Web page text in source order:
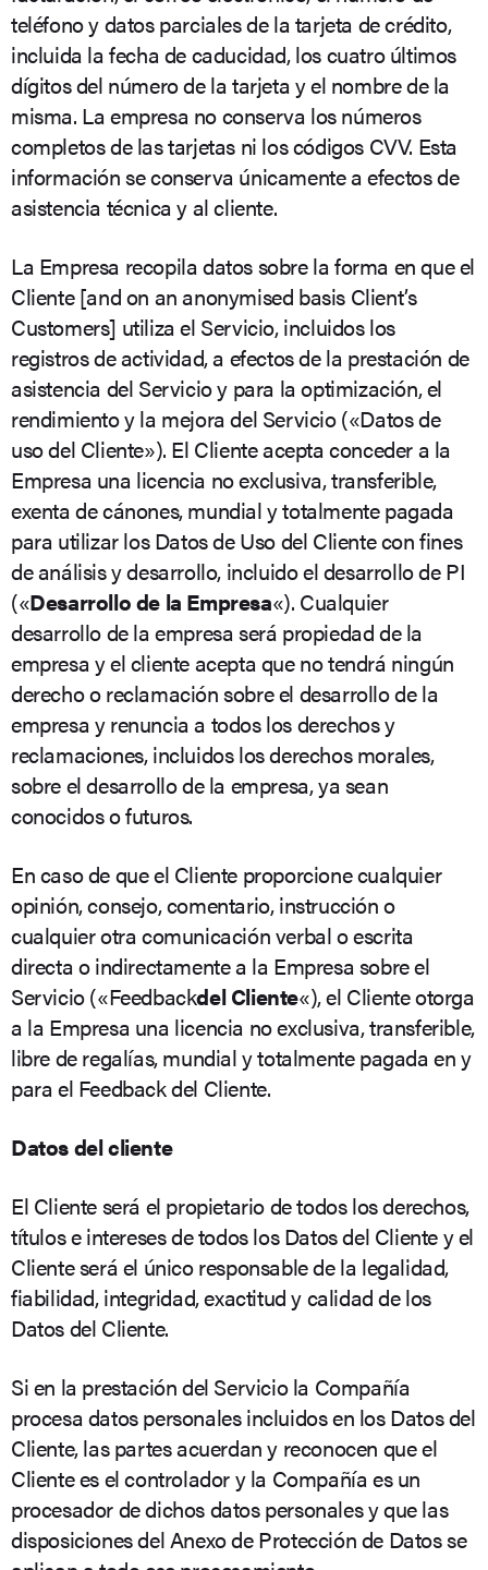
teléfono y datos parciales de la tarjeta de crédito,
incluida la fecha de caducidad, los cuatro últimos
dígitos del número de la tarjeta y el nombre de la
misma. La empresa no conserva los números
completos de las tarjetas ni los códigos CVV. Esta
información se conserva únicamente a efectos de
asistencia técnica y al cliente.
La Empresa recopila datos sobre la forma en que el
Cliente [and on an anonymised basis Client’s
Customers] utiliza el Servicio, incluidos los
registros de actividad, a efectos de la prestación de
asistencia del Servicio y para la optimización, el
rendimiento y la mejora del Servicio («Datos de
uso del Cliente»). El Cliente acepta conceder a la
Empresa una licencia no exclusiva, transferible,
exenta de cánones, mundial y totalmente pagada
para utilizar los Datos de Uso del Cliente con fines
de análisis y desarrollo, incluido el desarrollo de PI
(«Desarrollo de la Empresa«). Cualquier
desarrollo de la empresa será propiedad de la
empresa y el cliente acepta que no tendrá ningún
derecho o reclamación sobre el desarrollo de la
empresa y renuncia a todos los derechos y
reclamaciones, incluidos los derechos morales,
sobre el desarrollo de la empresa, ya sean
conocidos o futuros.
En caso de que el Cliente proporcione cualquier
opinión, consejo, comentario, instrucción o
cualquier otra comunicación verbal o escrita
directa o indirectamente a la Empresa sobre el
Servicio («Feedbackdel Cliente«), el Cliente otorga
a la Empresa una licencia no exclusiva, transferible,
libre de regalías, mundial y totalmente pagada en y
para el Feedback del Cliente.
Datos del cliente
El Cliente será el propietario de todos los derechos,
títulos e intereses de todos los Datos del Cliente y el
Cliente será el único responsable de la legalidad,
fiabilidad, integridad, exactitud y calidad de los
Datos del Cliente.
Si en la prestación del Servicio la Compañía
procesa datos personales incluidos en los Datos del
Cliente, las partes acuerdan y reconocen que el
Cliente es el controlador y la Compañía es un
procesador de dichos datos personales y que las
disposiciones del Anexo de Protección de Datos se